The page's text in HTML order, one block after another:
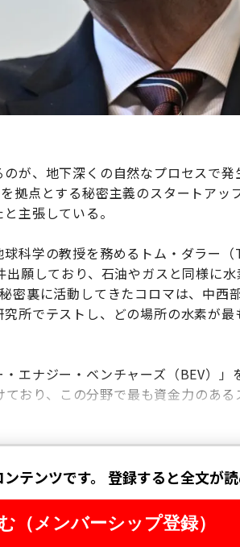
が、地下深くの自然なプロセスで
拠点とする秘密主義のスタートアッ
主張している。
科学の教授を務めるトム・ダラー
願しており、石油やガスと同様に
密裏に活動してきたコロマは、中西
所でテストし、どの場所の水素が
エナジー・ベンチャーズ（BEV）」
おり、この分野で最も資金力のある